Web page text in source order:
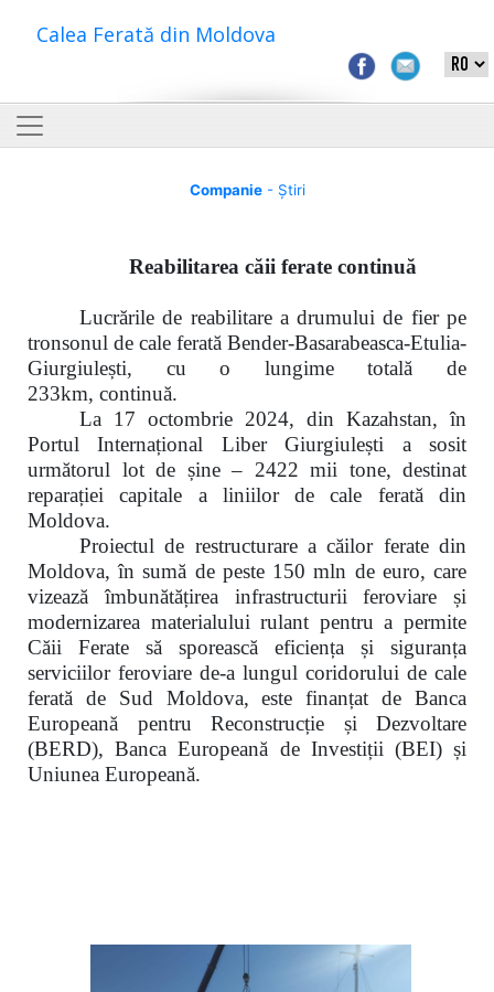
Calea Ferată din Moldova
Companie- Știri
Reabilitarea căii ferate continuă
Lucrările de reabilitare a drumului de fier pe
tronsonul de cale ferată Bender-Basarabeasca-Etulia-
Giurgiulești, cu o lungime totală de
233km, continuă.
La 17 octombrie 2024,din Kazahstan, în
Portul Internațional Liber Giurgiulești a sosit
următorul lot de șine – 2422 mii tone, destinat
reparației capitale a liniilor de cale ferată din
Moldova.
Proiectul de restructurare a căilor ferate din
Moldova, în sumă de peste 150 mln de euro, care
vizează îmbunătățirea infrastructurii feroviare și
modernizarea materialului rulant pentru a permite
Căii Ferate să sporească eficiența și siguranța
serviciilor feroviare de-a lungul coridorului de cale
ferată de Sud Moldova, este finanțat de Banca
Europeană pentru Reconstrucție și Dezvoltare
(BERD), Banca Europeană de Investiții (BEI) și
Uniunea Europeană.